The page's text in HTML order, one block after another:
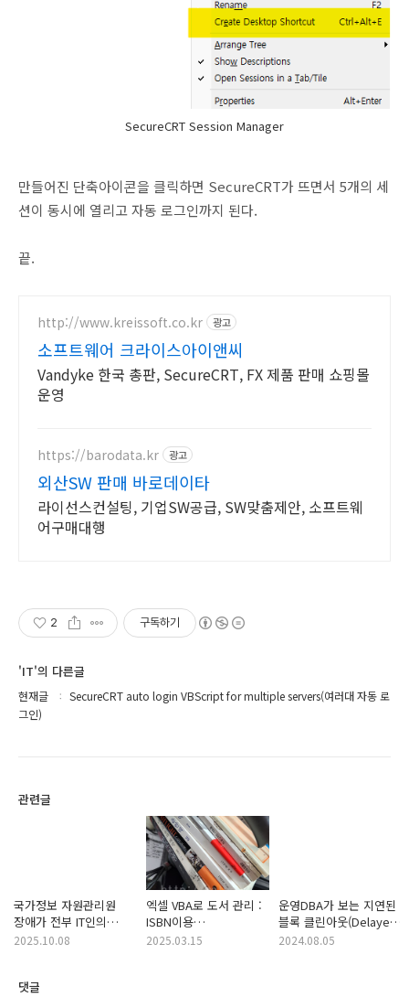
SecureCRT Session Manager
만들어진 단축아이콘을 클릭하면 SecureCRT가 뜨면서 5개의 세
션이 동시에 열리고 자동 로그인까지 된다.
끝.
http://www.kreissoft.co.kr 광고
소프트웨어 크라이스아이앤씨
Vandyke 한국 총판, SecureCRT, FX 제품 판매 쇼핑몰
운영
https://barodata.kr 광고
외산SW 판매 바로데이타
라이선스컨설팅, 기업SW공급, SW맞춤제안, 소프트웨
어구매대행
2 구독하기
'IT'의 다른글
현재글
SecureCRT auto login VBScript for multiple servers(여러대 자동 로
그인)
관련글
국가정보 자원관리원
장애가 전부 IT인의
책임인가?
2025.10.08
엑셀 VBA로 도서 관리 :
ISBN이용
국립중앙도서관
2025.03.15
운영DBA가 보는 지연된
블록 클린아웃(Delayed
Block Cleanout)
2024.08.05
댓글